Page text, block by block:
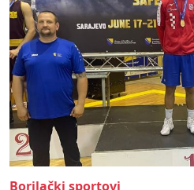
Borilački sportovi